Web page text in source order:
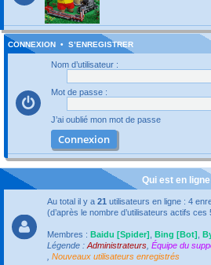
CONNEXION • S’ENREGISTRER
Nom d’utilisateur :
Mot de passe :
J’ai oublié mon mot de passe
Qui est en ligne
Au total il y a 21 utilisateurs en ligne : 4
(d’après le nombre d’utilisateurs actifs
Membres : Baidu [Spider] Bing [Bot]
Légende : Administrateurs Équipe du
Nouveaux utilisateurs enregistrés